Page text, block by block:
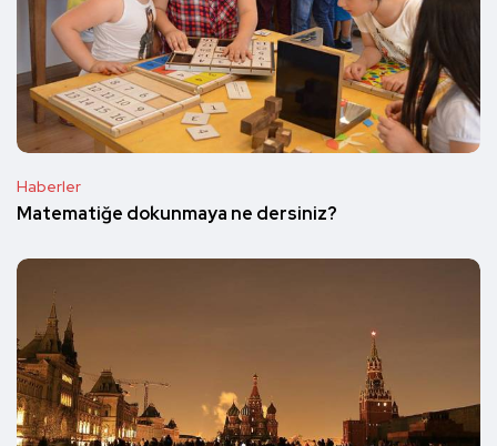
Haberler
Matematiğe dokunmaya ne dersiniz?